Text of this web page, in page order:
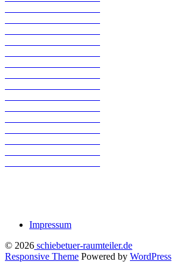
Impressum
© 2026 schiebetuer-raumteiler.de
Responsive Theme Powered by WordPress